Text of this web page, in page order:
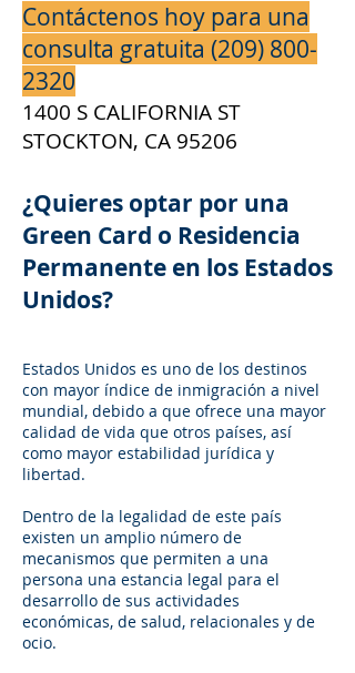
Contáctenos hoy para una
consulta gratuita (209) 800-
2320
1400 S CALIFORNIA ST
STOCKTON, CA 95206
¿Quieres optar por una
Green Card o Residencia
Permanente en los Estados
Unidos?
Estados Unidos es uno de los destinos
con mayor índice de inmigración a nivel
mundial, debido a que ofrece una mayor
calidad de vida que otros países, así
como mayor estabilidad jurídica y
libertad.
Dentro de la legalidad de este país
existen un amplio número de
mecanismos que permiten a una
persona una estancia legal para el
desarrollo de sus actividades
económicas, de salud, relacionales y de
ocio.